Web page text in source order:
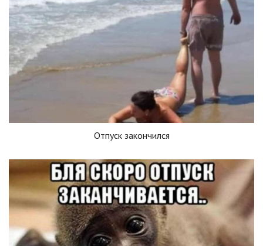
Отпуск закончился